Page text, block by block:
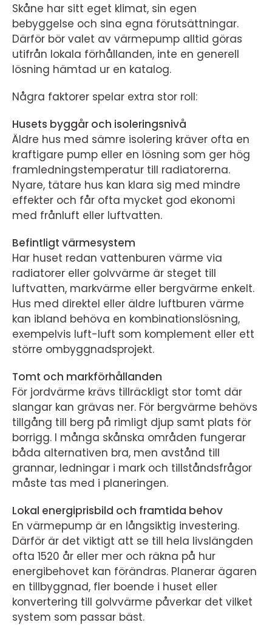
Skåne har sitt eget klimat, sin egen
bebyggelse och sina egna förutsättningar.
Därför bör valet av värmepump alltid göras
utifrån lokala förhållanden, inte en generell
lösning hämtad ur en katalog.
Några faktorer spelar extra stor roll:
Husets byggår och isoleringsnivå
Äldre hus med sämre isolering kräver ofta en
kraftigare pump eller en lösning som ger hög
framledningstemperatur till radiatorerna.
Nyare, tätare hus kan klara sig med mindre
effekter och får ofta mycket god ekonomi
med frånluft eller luftvatten.
Befintligt värmesystem
Har huset redan vattenburen värme via
radiatorer eller golvvärme är steget till
luftvatten, markvärme eller bergvärme enkelt.
Hus med direktel eller äldre luftburen värme
kan ibland behöva en kombinationslösning,
exempelvis luft-luft som komplement eller ett
större ombyggnadsprojekt.
Tomt och markförhållanden
För jordvärme krävs tillräckligt stor tomt där
slangar kan grävas ner. För bergvärme behövs
tillgång till berg på rimligt djup samt plats för
borrigg. I många skånska områden fungerar
båda alternativen bra, men avstånd till
grannar, ledningar i mark och tillståndsfrågor
måste tas med i planeringen.
Lokal energiprisbild och framtida behov
En värmepump är en långsiktig investering.
Därför är det viktigt att se till hela livslängden
ofta 1520 år eller mer och räkna på hur
energibehovet kan förändras. Planerar ägaren
en tillbyggnad, fler boende i huset eller
konvertering till golvvärme påverkar det vilket
system som passar bäst.